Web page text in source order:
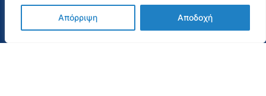
Απόρριψη Αποδοχή
Όροι Χρήσης & Πολιτική Απορρήτου